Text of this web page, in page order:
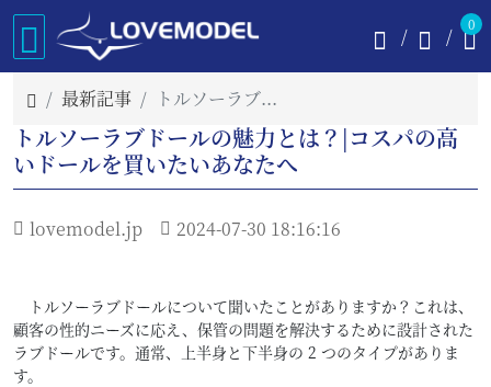
0
最新記事 トルソーラブドールの魅力とは？|コスパの高いドールを買いたいあなたへ
トルソーラブドールの魅力とは？|コスパの高
いドールを買いたいあなたへ
lovemodel.jp 2024-07-30 18:16:16
トルソーラブドールについて聞いたことがありますか？これは、
顧客の性的ニーズに応え、保管の問題を解決するために設計された
ラブドールです。通常、上半身と下半身の 2 つのタイプがありま
す。